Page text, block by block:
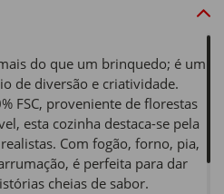
do que um brinquedo; é um
de diversão e criatividade.
FSC, proveniente de florestas
esta cozinha destaca-se pela
Com fogão, forno, pia,
é perfeita para dar
cheias de sabor.